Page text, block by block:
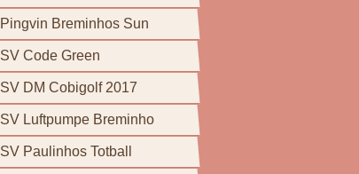
Pingvin Breminhos Sun
SV Code Green
SV DM Cobigolf 2017
SV Luftpumpe Breminho
SV Paulinhos Totball